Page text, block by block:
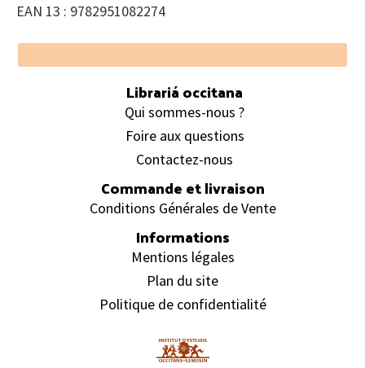
EAN 13 : 9782951082274
Footer
Librariá occitana
Qui sommes-nous ?
Foire aux questions
Contactez-nous
Commande et livraison
Conditions Générales de Vente
Informations
Mentions légales
Plan du site
Politique de confidentialité